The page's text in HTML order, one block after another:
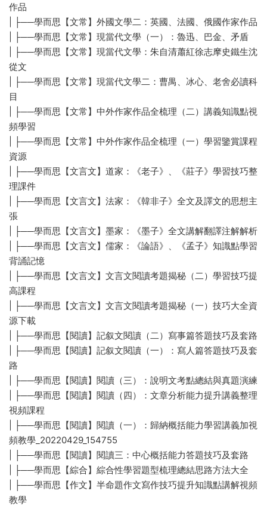
作品
| ├──學而思【文常】外國文學二：英國、法國、俄國作家作品
| ├──學而思【文常】現當代文學（一）：魯迅、巴金、矛盾
| ├──學而思【文常】現當代文學：朱自清蕭紅徐志摩史鐵生沈
從文
| ├──學而思【文常】現當代文學二：曹禺、冰心、老舍必讀科
目
| ├──學而思【文常】中外作家作品全梳理（二）講義知識點視
頻學習
| ├──學而思【文常】中外作家作品全梳理（一）學習鑒賞課程
資源
| ├──學而思【文言文】道家：《老子》、《莊子》學習技巧整
理課件
| ├──學而思【文言文】法家：《韓非子》全文及譯文的思想主
張
| ├──學而思【文言文】墨家：《墨子》全文講解翻譯注解解析
| ├──學而思【文言文】儒家：《論語》、《孟子》知識點學習
背誦記憶
| ├──學而思【文言文】文言文閱讀考題揭秘（二）學習技巧提
高課程
| ├──學而思【文言文】文言文閱讀考題揭秘（一）技巧大全資
源下載
| ├──學而思【閱讀】記叙文閱讀（二）寫事篇答題技巧及套路
| ├──學而思【閱讀】記叙文閱讀（一）：寫人篇答題技巧及套
路
| ├──學而思【閱讀】閱讀（三）：說明文考點總結與真題演練
| ├──學而思【閱讀】閱讀（四）：文章分析能力提升講義整理
視頻課程
| ├──學而思【閱讀】閱讀（一）：歸納概括能力學習講義加視
頻教學_20220429_154755
| ├──學而思【閱讀】閱讀三：中心概括能力答題技巧及套路
| ├──學而思【綜合】綜合性學習題型梳理總結思路方法大全
| ├──學而思【作文】半命題作文寫作技巧提升知識點講解視頻
教學